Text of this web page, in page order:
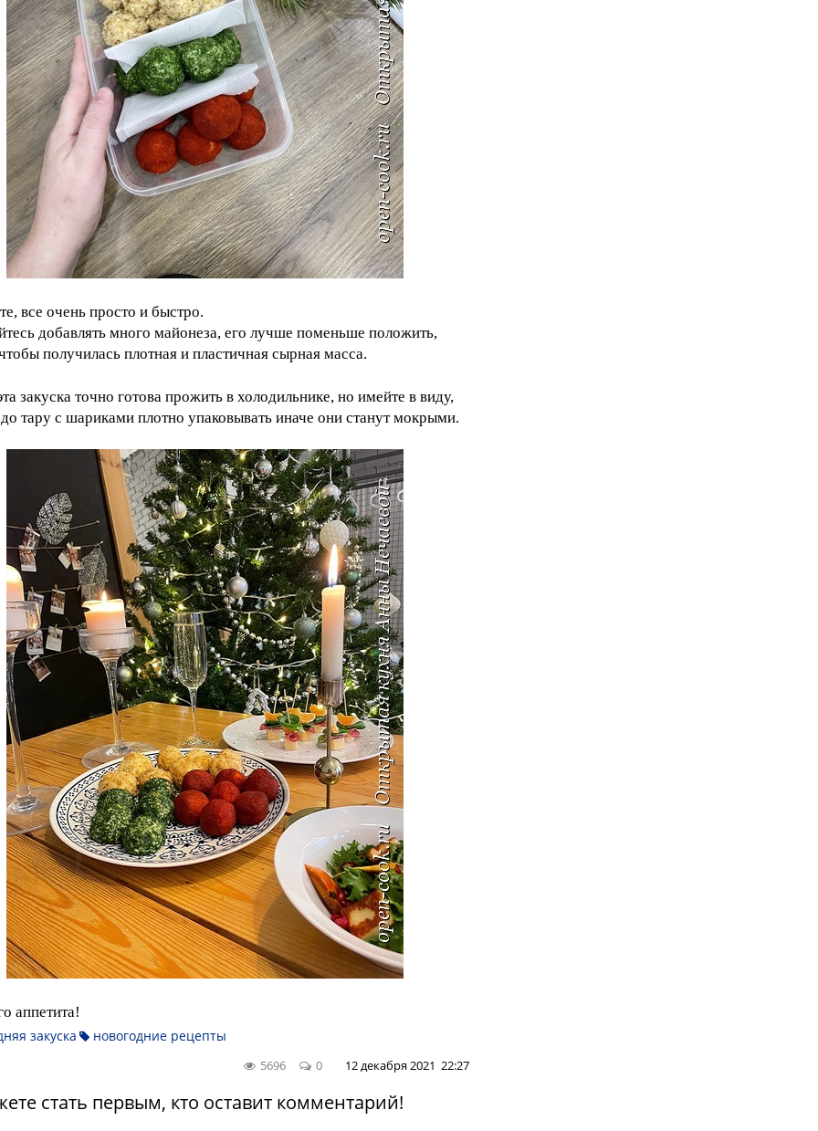
все очень просто и быстро.
добавлять много майонеза, его лучше поменьше положить,
получилась плотная и пластичная сырная масса.
закуска точно готова прожить в холодильнике, но имейте в виду,
тару с шариками плотно упаковывать иначе они станут мокрыми.
аппетита!
закуска
новогодние рецепты
12 декабря 2021 22:27
0
5696
стать первым, кто оставит комментарий!